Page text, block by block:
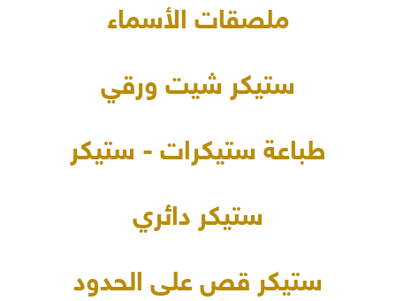
ملصقات الأسماء
ستيكر شيت ورقي
طباعة ستيكرات - ستيكر
ستيكر دائري
ستيكر قص على الحدود